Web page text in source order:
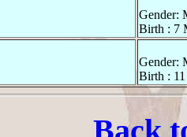
Gender:
Birth : 7
Gender:
Birth : 11